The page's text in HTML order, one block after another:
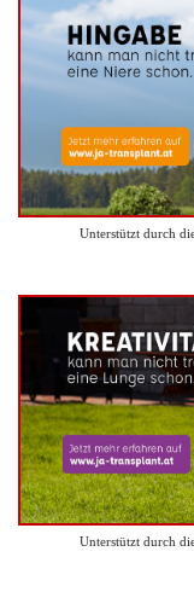
Unterstützt durch
Unterstützt durch